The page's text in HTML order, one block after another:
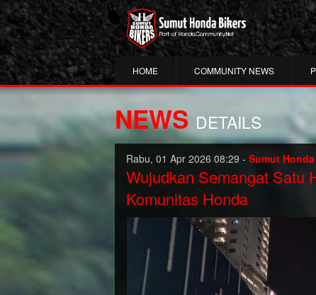
HOME COMMUNITY NEWS
NEWS DETAILS
Rabu, 01 Apr 2026 08:29 - Sumut
Wujudkan Semangat Satu
Komunitas Honda